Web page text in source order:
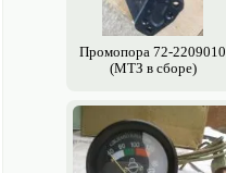
Промопора 72-2209010
(МТЗ в сборе)